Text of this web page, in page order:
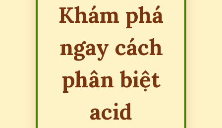
Khám phá
ngay cách
phân biệt
acid